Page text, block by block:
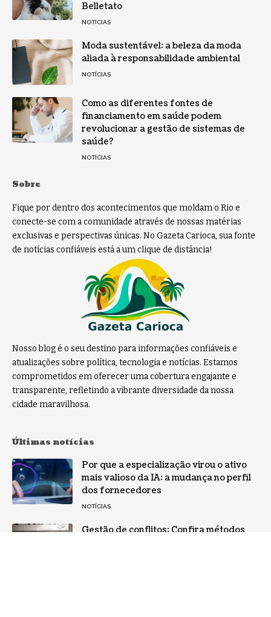
Belletato
NOTÍCIAS
Moda sustentável: a beleza da moda
aliada à responsabilidade ambiental
NOTÍCIAS
Como as diferentes fontes de
financiamento em saúde podem
revolucionar a gestão de sistemas de
saúde?
NOTÍCIAS
Sobre
Fique por dentro dos acontecimentos que moldam o Rio e
conecte-se com a comunidade através de nossas matérias
exclusivas e perspectivas únicas. No Gazeta Carioca, sua fonte
de notícias confiáveis está a um clique de distância!
Nosso blog é o seu destino para informações confiáveis e
atualizações sobre política, tecnologia e notícias. Estamos
comprometidos em oferecer uma cobertura engajante e
transparente, refletindo a vibrante diversidade da nossa
cidade maravilhosa.
Últimas notícias
Por que a especialização virou o ativo
mais valioso da IA: a mudança no perfil
dos fornecedores
NOTÍCIAS
Gestão de conflitos: Confira métodos